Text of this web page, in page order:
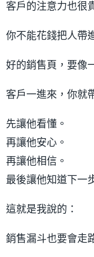
客戶的注意力也很
你不能花錢把人帶
好的銷售頁，要像
客戶一進來，你就
先讓他看懂。
再讓他安心。
再讓他相信。
最後讓他知道下一
這就是我說的：
銷售漏斗也要會走